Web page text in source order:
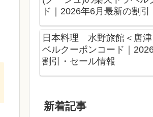
ド｜2026年6月最新の割
日本料理 水野旅館＜唐津
ベルクーポンコード｜
割引・セール情報
新着記事